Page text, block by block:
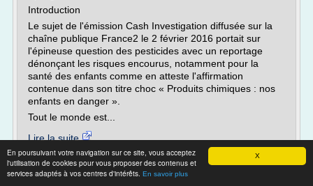
X
En poursuivant votre navigation sur ce site, vous acceptez
l'utilisation de cookies pour vous proposer des contenus et
services adaptés à vos centres d'intérêts. En savoir plus
Introduction
Le sujet de l'émission Cash Investigation diffusée sur la
chaîne publique France2 le 2 février 2016 portait sur
l'épineuse question des pesticides avec un reportage
dénonçant les risques encourus, notamment pour la
santé des enfants comme en atteste l'affirmation
contenue dans son titre choc « Produits chimiques : nos
enfants en danger ».
Tout le monde est...
Lire la suite
Date:2017-09-08 14:57:42
Site :http://www.pseudo-sciences.org